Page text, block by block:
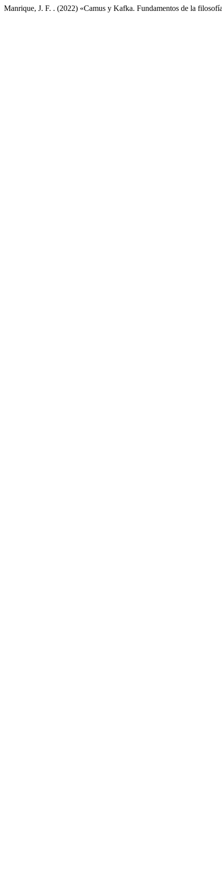
Manrique, J. F. . (2022) «Camus y Kafka. Fundamentos de la